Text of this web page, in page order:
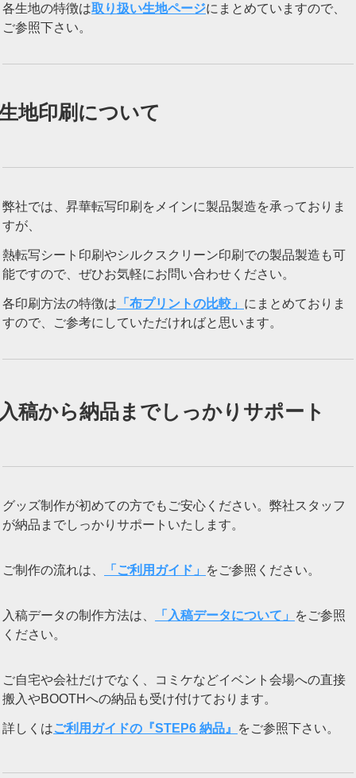
各生地の特徴は取り扱い生地ページにまとめていますので、
ご参照下さい。
地印刷について
弊社では、昇華転写印刷をメインに製品製造を承っておりま
すが、
熱転写シート印刷やシルクスクリーン印刷での製品製造も可
能ですので、ぜひお気軽にお問い合わせください。
各印刷方法の特徴は 「布プリントの比較」 にまとめておりま
すので、ご参考にしていただければと思います。
稿から納品までしっかりサポート
グッズ制作が初めての方でもご安心ください。弊社スタッフ
が納品までしっかりサポートいたします。
ご制作の流れは、 「ご利用ガイド」 をご参照ください。
入稿データの制作方法は、 「入稿データについて」
をご参照
ください。
ご自宅や会社だけでなく、コミケなどイベント会場への直接
搬入やBOOTHへの納品も受け付けております。
詳しくはご利用ガイドの『STEP6 納品』 をご参照下さい。